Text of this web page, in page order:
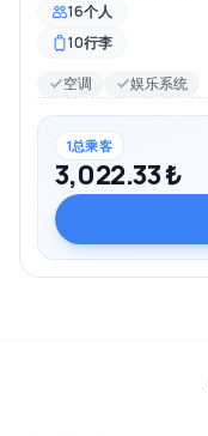
16个人
10行李
空调
娱乐系统
1总乘客
3,022.33 ₺